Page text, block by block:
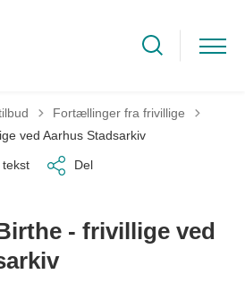
Tilbage til
Fortællinger fra frivillige
ved Aarhus Stadsarkiv
Del
- frivillige ved